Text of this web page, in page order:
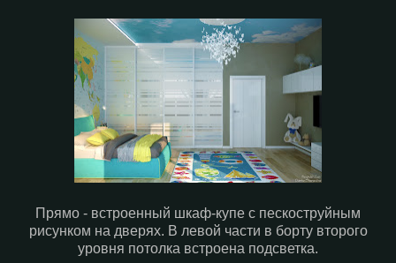
Прямо - встроенный шкаф-купе с пескоструйным
рисунком на дверях. В левой части в борту второго
уровня потолка встроена подсветка.